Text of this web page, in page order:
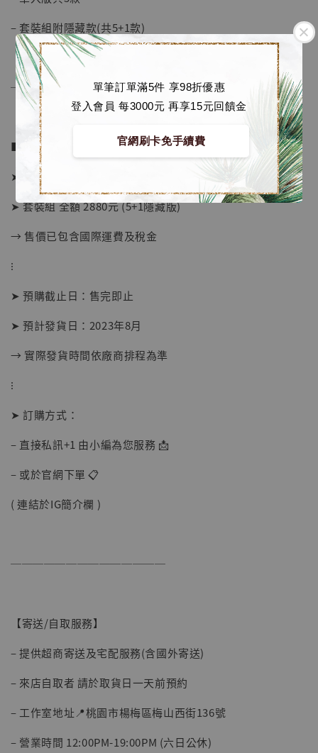
單筆訂單滿5件 享98折優惠
登入會員 每3000元 再享15元回饋金
官網刷卡免手續費
【店內現貨】海賊王 系列蒐藏雕像 布魯克達
摩 [7STARS Studio]
NT$ 1,500
– 套裝組附隱藏款(共5+1款)
──────────────
■ 販售資訊：
➤ 單入版 全額 699元/個
➤ 套裝組 全額 2880元 (5+1隱藏版)
→ 售價已包含國際運費及稅金
⁝
➤ 預購截止日：售完即止
➤ 預計發貨日：2023年8月
→ 實際發貨時間依廠商排程為準
⁝
➤ 訂購方式：
– 直接私訊+1 由小編為您服務 📩
– 或於官網下單 📋
( 連結於IG簡介欄 )
──────────────
【寄送/自取服務】
– 提供超商寄送及宅配服務(含國外寄送)
– 來店自取者 請於取貨日一天前預約
– 工作室地址📍桃園市楊梅區梅山西街136號
– 營業時間 12:00PM-19:00PM (六日公休)